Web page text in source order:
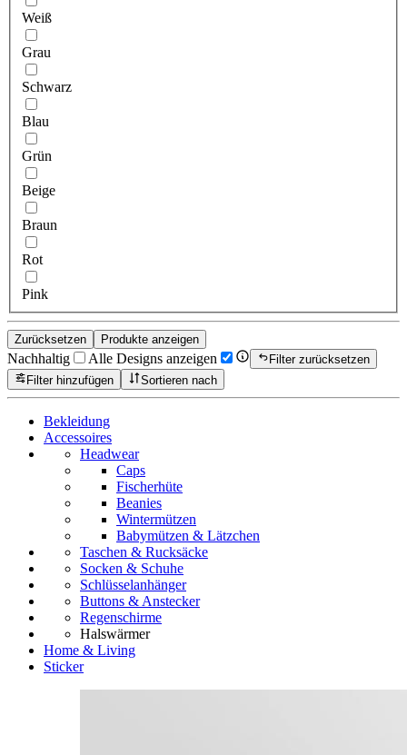
Weiß
Grau
Schwarz
Blau
Grün
Beige
Braun
Rot
Pink
Zurücksetzen Produkte anzeigen
Nachhaltig Alle Designs anzeigen
Filter zurücksetzen
Filter hinzufügen
Sortieren nach
Bekleidung
Accessoires
Headwear
Caps
Fischerhüte
Beanies
Wintermützen
Babymützen & Lätzchen
Taschen & Rucksäcke
Socken & Schuhe
Schlüsselanhänger
Buttons & Anstecker
Regenschirme
Halswärmer
Home & Living
Sticker